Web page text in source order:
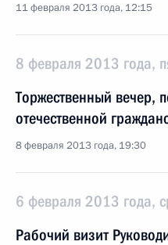
11 февраля 2013 года, 12:15
8 февраля 2013 года,
Торжественный вечер,
отечественной
8 февраля 2013 года, 19:30
6 февраля 2013 года,
Рабочий визит